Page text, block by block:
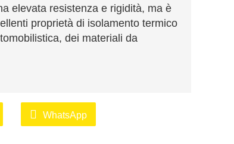
elevata resistenza e rigidità, ma è
proprietà di isolamento termico
dei materiali da
WhatsApp